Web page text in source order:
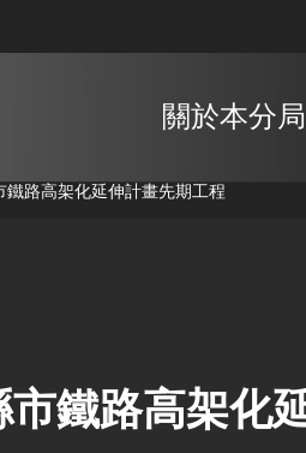
關於本分局
鐵路高架化延伸計畫先期工程
鐵路高架化